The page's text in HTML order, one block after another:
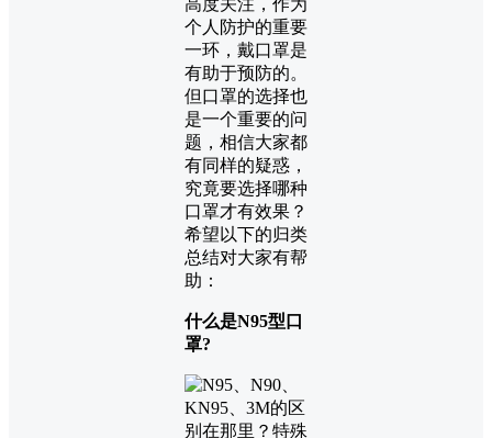
个人防护的重要
一环，戴口罩是
有助于预防的。
但口罩的选择也
是一个重要的问
题，相信大家都
有同样的疑惑，
究竟要选择哪种
口罩才有效果？
希望以下的归类
总结对大家有帮
助：
什么是N95型口
罩?